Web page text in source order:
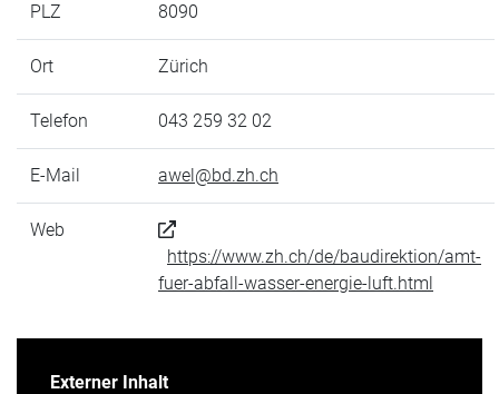
PLZ 8090
Ort Zürich
Telefon 043 259 32 02
E-Mail awel@bd.zh.ch
Web
https://www.zh.ch/de/baudirektion/amt-
fuer-abfall-wasser-energie-luft.html
Externer Inhalt